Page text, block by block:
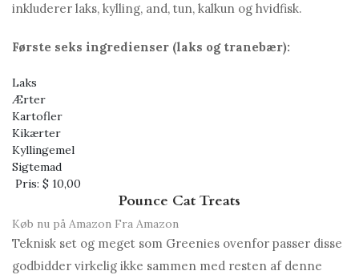
inkluderer laks, kylling, and, tun, kalkun og hvidfisk.
Første seks ingredienser (laks og tranebær):
Laks
Ærter
Kartofler
Kikærter
Kyllingemel
Sigtemad
Pris: $ 10,00
Pounce Cat Treats
Køb nu på Amazon Fra Amazon
Teknisk set og meget som Greenies ovenfor passer disse
godbidder virkelig ikke sammen med resten af ​​denne